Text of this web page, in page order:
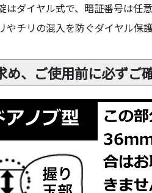
はダイヤル式で、暗証番号は任
やチリの混入を防ぐダイヤル保
め、ご使用前に必ずご